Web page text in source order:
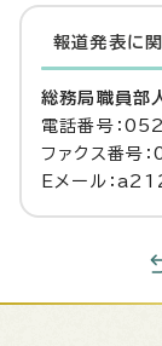
報道発表に
総務局職員部
電話番号：
ファクス番
Eメール：